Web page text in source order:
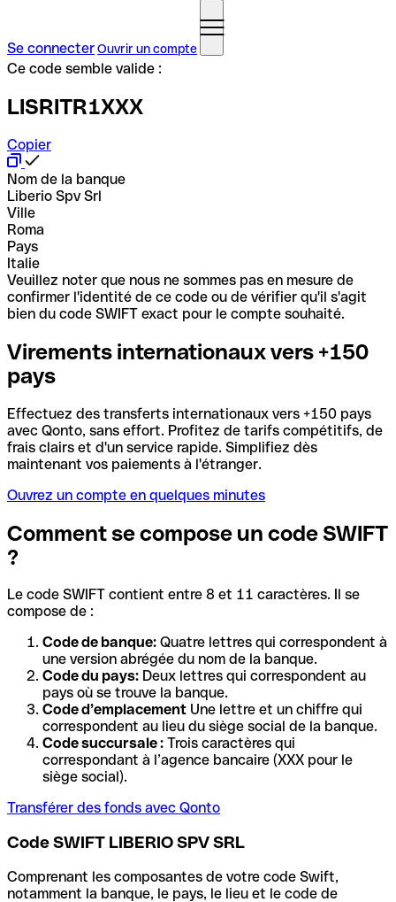
Se connecterOuvrir un compte
Ce code semble valide :
LISRITR1XXX
Copier
Nom de la banque
Liberio Spv Srl
Ville
Roma
Pays
Italie
Veuillez noter que nous ne sommes pas en mesure de
confirmer l'identité de ce code ou de vérifier qu'il s'agit
bien du code SWIFT exact pour le compte souhaité.
Virements internationaux vers +150
pays
Effectuez des transferts internationaux vers +150 pays
avec Qonto, sans effort. Profitez de tarifs compétitifs, de
frais clairs et d'un service rapide. Simplifiez dès
maintenant vos paiements à l'étranger.
Ouvrez un compte en quelques minutes
Comment se compose un code SWIFT
?
Le code SWIFT contient entre 8 et 11 caractères. Il se
compose de :
Code de banque: Quatre lettres qui correspondent à
une version abrégée du nom de la banque.
Code du pays: Deux lettres qui correspondent au
pays où se trouve la banque.
Code d’emplacement Une lettre et un chiffre qui
correspondent au lieu du siège social de la banque.
Code succursale : Trois caractères qui
correspondant à l’agence bancaire (XXX pour le
siège social).
Transférer des fonds avec Qonto
Code SWIFT LIBERIO SPV SRL
Comprenant les composantes de votre code Swift,
notamment la banque, le pays, le lieu et le code de